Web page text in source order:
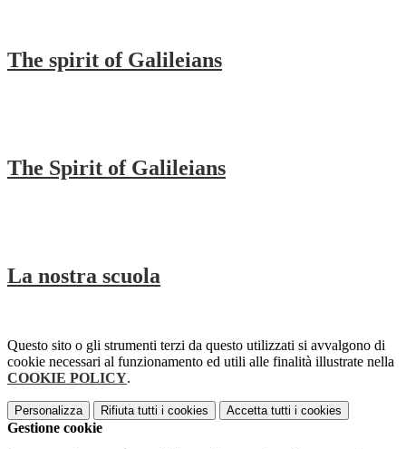
The spirit of Galileians
The Spirit of Galileians
La nostra scuola
Questo sito o gli strumenti terzi da questo utilizzati si avvalgono di
cookie necessari al funzionamento ed utili alle finalità illustrate nella
COOKIE POLICY.
Personalizza Rifiuta tutti i cookies Accetta tutti i cookies
Gestione cookie